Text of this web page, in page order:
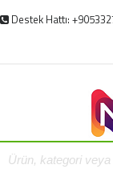
Destek Hattı: